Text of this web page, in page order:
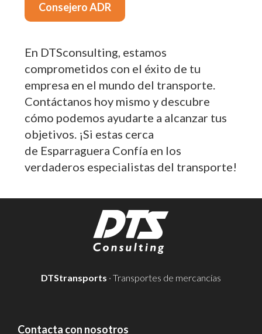
Consejero ADR
En DTSconsulting, estamos
comprometidos con el éxito de tu
empresa en el mundo del transporte.
Contáctanos hoy mismo y descubre
cómo podemos ayudarte a alcanzar tus
objetivos. ¡Si estas cerca
de Esparraguera Confía en los
verdaderos especialistas del transporte!
DTStransports · Transportes de mercancías
Contacta con nosotros